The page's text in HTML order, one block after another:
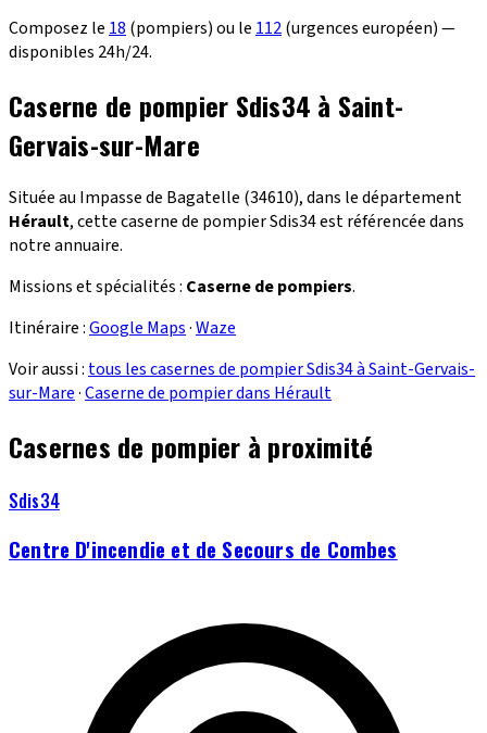
Composez le 18 (pompiers) ou le 112(urgences européen) —
disponibles 24h/24.
Caserne de pompier Sdis34 à Saint-
Gervais-sur-Mare
Située au Impasse de Bagatelle (34610), dans le département
Hérault, cette caserne de pompier Sdis34 est référencée dans
notre annuaire.
Missions et spécialités : Caserne de pompiers.
Itinéraire :Google Maps·Waze
Voir aussi : tous les casernes de pompier Sdis34 à Saint-Gervais-
sur-Mare·Caserne de pompier dans Hérault
Casernes de pompier à proximité
Sdis34
Centre D'incendie et de Secours de Combes